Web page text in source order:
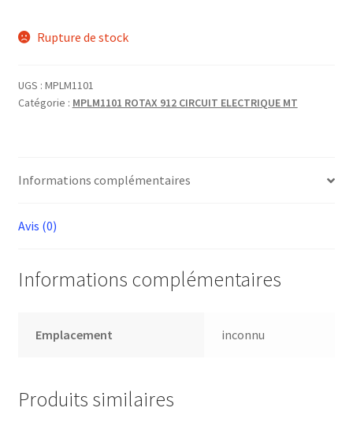
Rupture de stock
UGS : MPLM1101
Catégorie : MPLM1101 ROTAX 912 CIRCUIT ELECTRIQUE MT
Informations complémentaires
Avis (0)
Informations complémentaires
Emplacement inconnu
Produits similaires